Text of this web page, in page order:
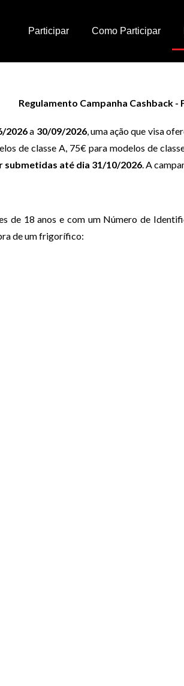
Participar Como Participar
Regulamento Campanha Cashback -
2026a 30/09/2026, uma ação que visa
de classe A, 75€ para modelos de
até dia 31/10/2026. A
de 18 anos e com um Número de
de um frigorífico: